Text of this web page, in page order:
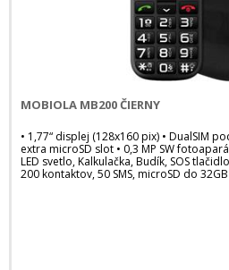
MOBIOLA MB200 ČIERNY
• 1,77“ displej (128x160 pix) • DualSIM
extra microSD slot • 0,3 MP SW
LED svetlo, Kalkulačka, Budík, SOS
200 kontaktov, 50 SMS, microSD do 32GB